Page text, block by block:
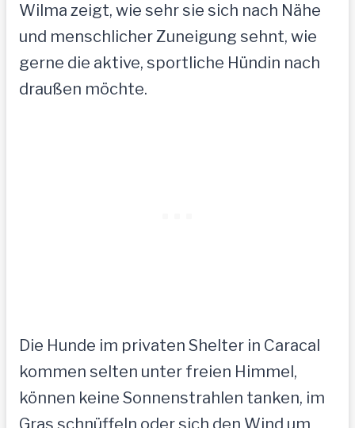
Wilma zeigt, wie sehr sie sich nach Nähe
und menschlicher Zuneigung sehnt, wie
gerne die aktive, sportliche Hündin nach
draußen möchte.
Die Hunde im privaten Shelter in Caracal
kommen selten unter freien Himmel,
können keine Sonnenstrahlen tanken, im